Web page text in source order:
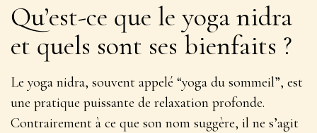
Qu’est-ce que le yoga nidra
et quels sont ses bienfaits ?
Le yoga nidra, souvent appelé “yoga du sommeil”, est
une pratique puissante de relaxation profonde.
Contrairement à ce que son nom suggère, il ne s’agit